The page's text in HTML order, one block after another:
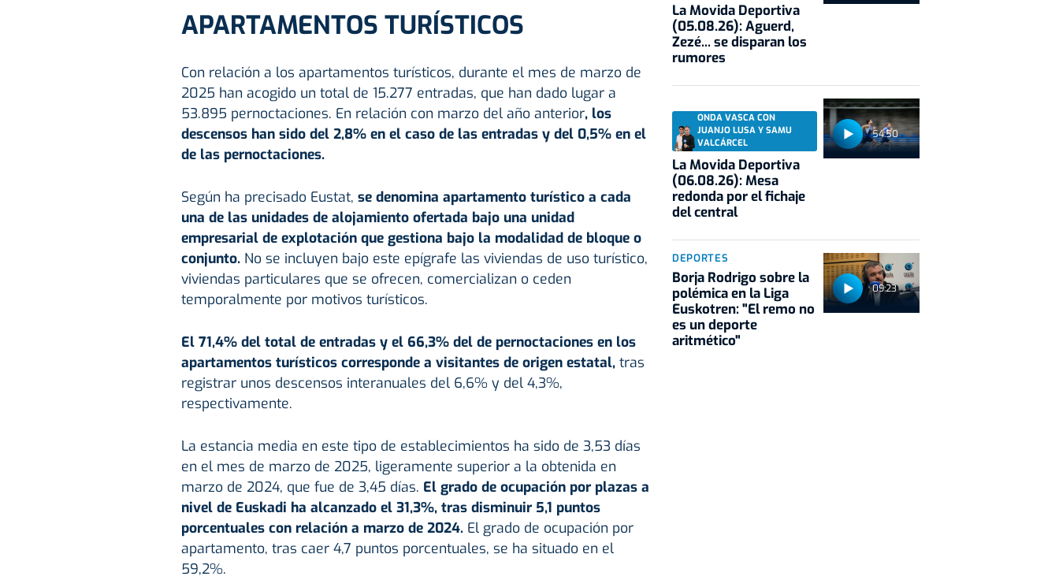
APARTAMENTOS TURÍSTICOS
Con relación a los apartamentos turísticos, durante el mes de marzo de
2025 han acogido un total de 15.277 entradas, que han dado lugar a
53.895 pernoctaciones. En relación con marzo del año anterior, los
descensos han sido del 2,8% en el caso de las entradas y del 0,5% en el
de las pernoctaciones.
Según ha precisado Eustat, se denomina apartamento turístico a cada
una de las unidades de alojamiento ofertada bajo una unidad
empresarial de explotación que gestiona bajo la modalidad de bloque o
conjunto. No se incluyen bajo este epígrafe las viviendas de uso turístico,
viviendas particulares que se ofrecen, comercializan o ceden
temporalmente por motivos turísticos.
El 71,4% del total de entradas y el 66,3% del de pernoctaciones en los
apartamentos turísticos corresponde a visitantes de origen estatal, tras
registrar unos descensos interanuales del 6,6% y del 4,3%,
respectivamente.
La estancia media en este tipo de establecimientos ha sido de 3,53 días
en el mes de marzo de 2025, ligeramente superior a la obtenida en
marzo de 2024, que fue de 3,45 días. El grado de ocupación por plazas a
nivel de Euskadi ha alcanzado el 31,3%, tras disminuir 5,1 puntos
porcentuales con relación a marzo de 2024.El grado de ocupación por
apartamento, tras caer 4,7 puntos porcentuales, se ha situado en el
59,2%.
La Movida Deportiva
(05.08.26): Aguerd,
Zezé... se disparan los
rumores
54:50
ONDA VASCA CON
JUANJO LUSA Y SAMU
VALCÁRCEL
La Movida Deportiva
(06.08.26): Mesa
redonda por el fichaje
del central
09:23
DEPORTES
Borja Rodrigo sobre la
polémica en la Liga
Euskotren: "El remo no
es un deporte
aritmético"